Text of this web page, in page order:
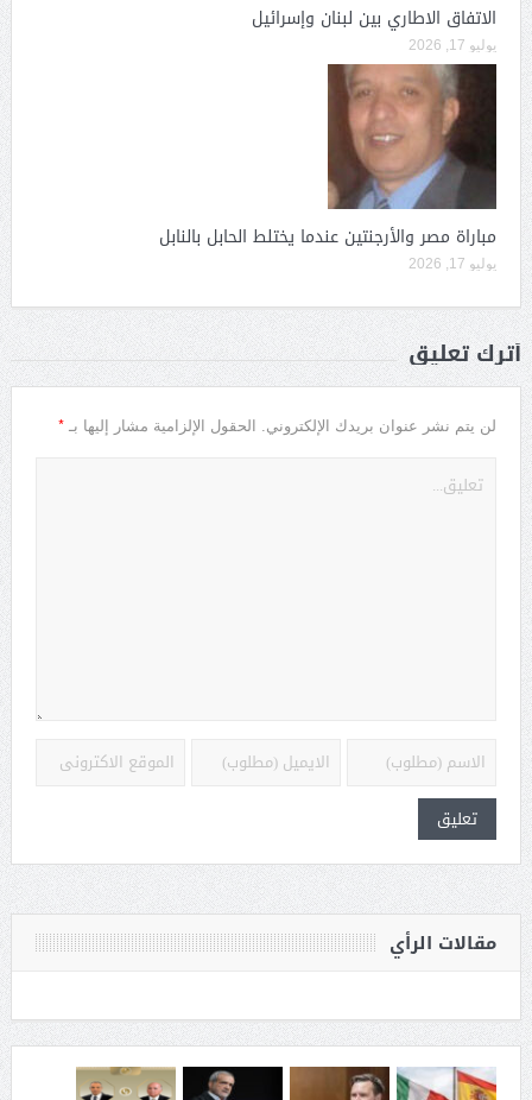
الاتفاق الاطاري بين لبنان وإسرائيل
يوليو 17, 2026
مباراة مصر والأرجنتين عندما يختلط الحابل بالنابل
يوليو 17, 2026
أترك تعليق
لن يتم نشر عنوان بريدك الإلكتروني. الحقول الإلزامية مشار إليها بـ *
مقالات الرأي